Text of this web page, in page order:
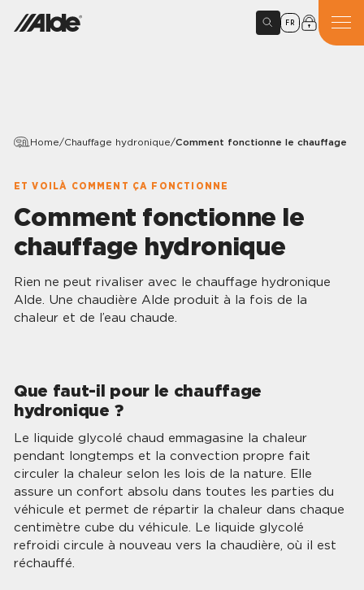
FR
Home/Chauffage hydronique/Comment fonctionne le chauffage
ET VOILÀ COMMENT ÇA FONCTIONNE
Comment fonctionne le
chauffage hydronique
Rien ne peut rivaliser avec le chauffage hydronique
Alde. Une chaudière Alde produit à la fois de la
chaleur et de l’eau chaude.
Que faut-il pour le chauffage
hydronique ?
Le liquide glycolé chaud emmagasine la chaleur
pendant longtemps et la convection propre fait
circuler la chaleur selon les lois de la nature. Elle
assure un confort absolu dans toutes les parties du
véhicule et permet de répartir la chaleur dans chaque
centimètre cube du véhicule. Le liquide glycolé
refroidi circule à nouveau vers la chaudière, où il est
réchauffé.